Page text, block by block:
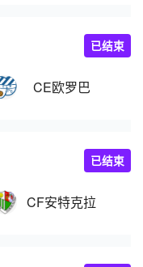
CE欧罗巴
已结束
CF安特克拉
已结束